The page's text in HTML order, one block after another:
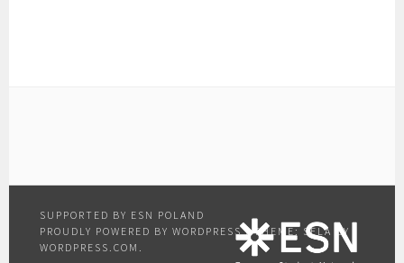
PROUDLY POWERED BY WORDPRESS |THEME: SELA BY
WORDPRESS.COM .